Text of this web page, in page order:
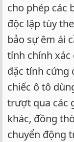
cho phép các
độc lập tùy
bảo sự êm ái
tính chính xác
đặc tính cứng
chiếc ô tô
trượt qua các
khác, đồng
chuyển động